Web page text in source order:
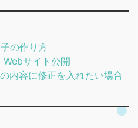
の作り方
Webサイト公開
内容に修正を入れたい場合